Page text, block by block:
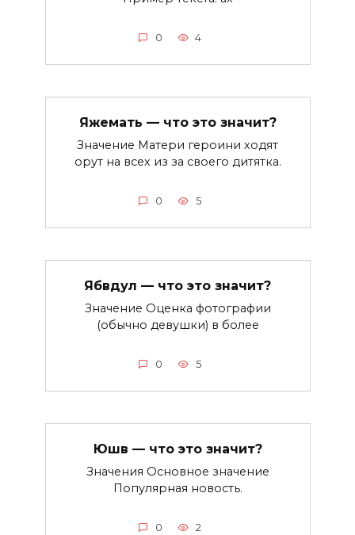
0 4
Яжемать — что это значит?
Значение Матери героини ходят
орут на всех из за своего дитятка.
0 5
Ябвдул — что это значит?
Значение Оценка фотографии
(обычно девушки) в более
0 5
Юшв — что это значит?
Значения Основное значение
Популярная новость.
0 2